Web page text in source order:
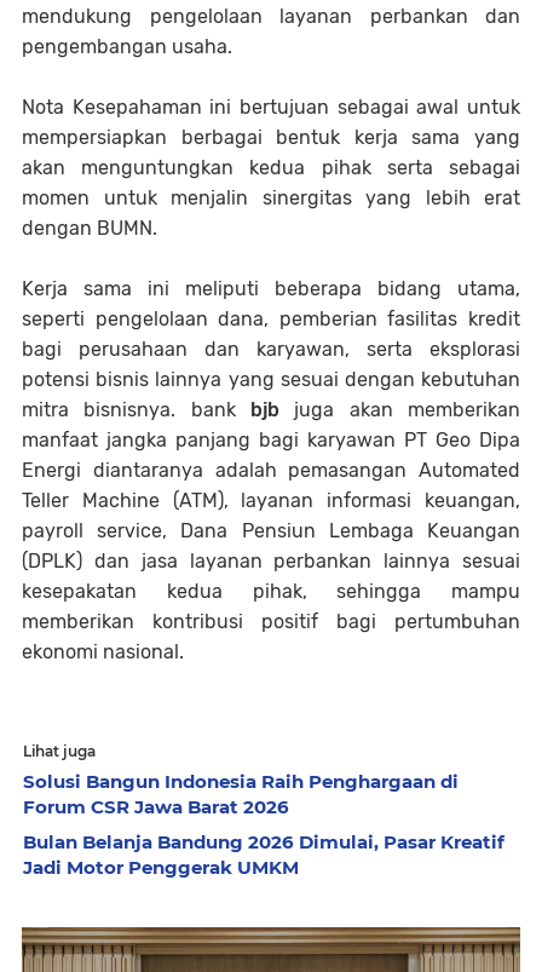
mendukung pengelolaan layanan perbankan dan
pengembangan usaha.
Nota Kesepahaman ini bertujuan sebagai awal untuk
mempersiapkan berbagai bentuk kerja sama yang
akan menguntungkan kedua pihak serta sebagai
momen untuk menjalin sinergitas yang lebih erat
dengan BUMN.
Kerja sama ini meliputi beberapa bidang utama,
seperti pengelolaan dana, pemberian fasilitas kredit
bagi perusahaan dan karyawan, serta eksplorasi
potensi bisnis lainnya yang sesuai dengan kebutuhan
mitra bisnisnya. bank bjb juga akan memberikan
manfaat jangka panjang bagi karyawan PT Geo Dipa
Energi diantaranya adalah pemasangan Automated
Teller Machine (ATM), layanan informasi keuangan,
payroll service, Dana Pensiun Lembaga Keuangan
(DPLK) dan jasa layanan perbankan lainnya sesuai
kesepakatan kedua pihak, sehingga mampu
memberikan kontribusi positif bagi pertumbuhan
ekonomi nasional.
Lihat juga
Solusi Bangun Indonesia Raih Penghargaan di
Forum CSR Jawa Barat 2026
Bulan Belanja Bandung 2026 Dimulai, Pasar Kreatif
Jadi Motor Penggerak UMKM